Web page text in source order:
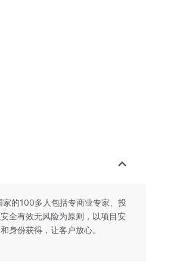
的100多人包括专商业专家、投
全有效无风险为原则，以项目安
身份获得，让客户放心。